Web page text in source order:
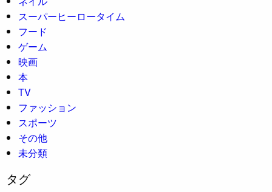
スーパーヒーロータイム
フード
ゲーム
映画
本
TV
ファッション
スポーツ
その他
未分類
タグ